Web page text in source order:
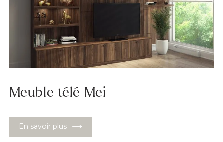
Meuble télé Mei
En savoir plus